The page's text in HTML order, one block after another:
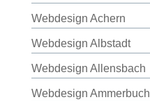
Webdesign Achern
Webdesign Albstadt
Webdesign Allensbach
Webdesign Ammerbuch